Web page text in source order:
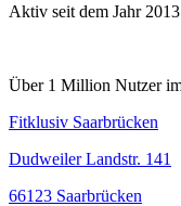
Aktiv seit dem Jahr 2013
Über 1 Million Nutzer
Fitklusiv Saarbrücken
Dudweiler Landstr. 141
66123 Saarbrücken